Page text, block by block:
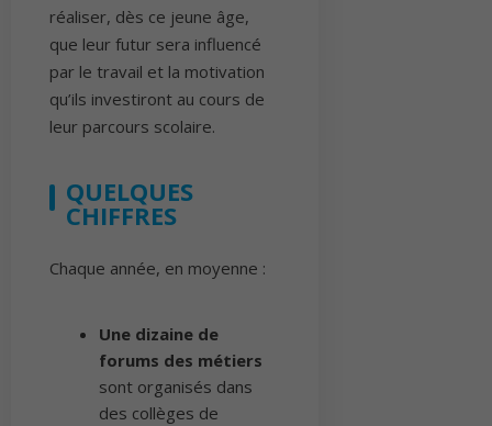
réaliser, dès ce jeune âge,
que leur futur sera influencé
par le travail et la motivation
qu’ils investiront au cours de
leur parcours scolaire.
QUELQUES
CHIFFRES
Chaque année, en moyenne :
Une dizaine de
forums des métiers
sont organisés dans
des collèges de